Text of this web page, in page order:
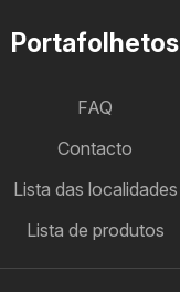
Portafolhetos
FAQ
Contacto
Lista das localidades
Lista de produtos